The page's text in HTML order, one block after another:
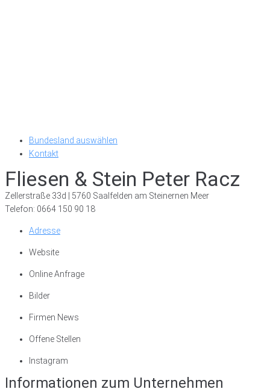
Bundesland auswählen
Kontakt
Fliesen & Stein Peter Racz
Zellerstraße 33d | 5760 Saalfelden am Steinernen Meer
Telefon: 0664 150 90 18
Adresse
Website
Online Anfrage
Bilder
Firmen News
Offene Stellen
Instagram
Informationen zum Unternehmen